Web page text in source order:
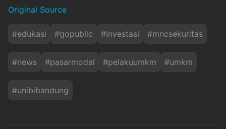
Original Source
#edukasi #gopublic #investasi #mncsekuritas
#news #pasarmodal #pelakuumkm #umkm
#unibibandung